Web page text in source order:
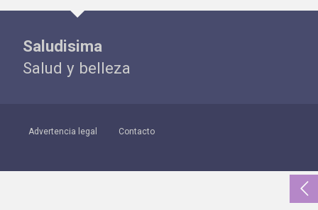
Saludisima
Salud y belleza
Advertencia legal Contacto